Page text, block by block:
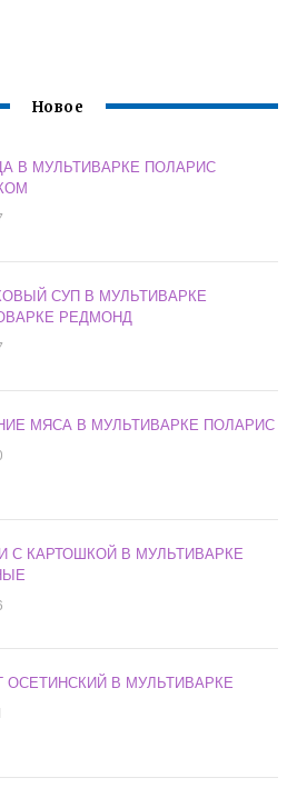
Новое
В МУЛЬТИВАРКЕ ПОЛАРИС
СУП В МУЛЬТИВАРКЕ
РЕДМОНД
МЯСА В МУЛЬТИВАРКЕ ПОЛАРИС
С КАРТОШКОЙ В МУЛЬТИВАРКЕ
ОСЕТИНСКИЙ В МУЛЬТИВАРКЕ